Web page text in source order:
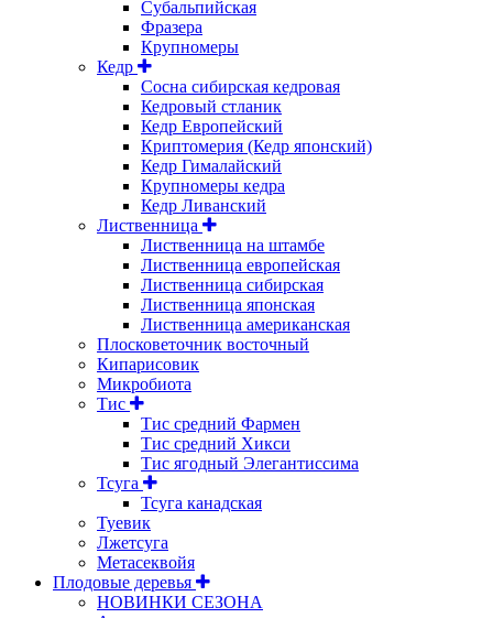
Субальпийская
Фразера
Крупномеры
Кедр
Сосна сибирская кедровая
Кедровый стланик
Кедр Европейский
Криптомерия (Кедр японский)
Кедр Гималайский
Крупномеры кедра
Кедр Ливанский
Лиственница
Лиственница на штамбе
Лиственница европейская
Лиственница сибирская
Лиственница японская
Лиственница американская
Плосковеточник восточный
Кипарисовик
Микробиота
Тис
Тис средний Фармен
Тис средний Хикси
Тис ягодный Элегантиссима
Тсуга
Тсуга канадская
Туевик
Лжетсуга
Метасеквойя
Плодовые деревья
НОВИНКИ СЕЗОНА